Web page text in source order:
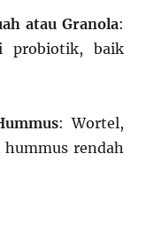
atau Granola:
probiotik, baik
: Wortel,
rendah